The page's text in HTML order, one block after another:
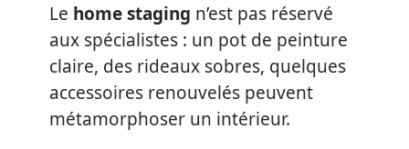
Le home staging n’est pas réservé
aux spécialistes : un pot de peinture
claire, des rideaux sobres, quelques
accessoires renouvelés peuvent
métamorphoser un intérieur.